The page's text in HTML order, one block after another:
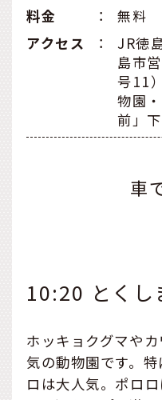
料金
：
無料
アクセス
：
JR徳
島市
号11
物園
前」
車
10:20 とくし
ホッキョクグマや
気の動物園です。
ロは大人気。ポロ